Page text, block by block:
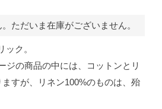
ただいま在庫がございません。
ック。
ジの商品の中には、コットンとリ
すが、リネン100%のものは、殆